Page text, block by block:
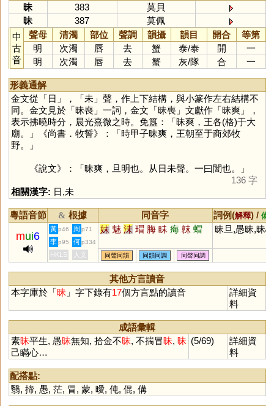
昧
383
莫貝
昧
387
莫佩
中
古
音
聲母 清濁 部位 聲調 韻攝 韻目 開合
等第
明
次濁 唇 去 蟹 泰/泰 開
一
明
次濁 唇 去 蟹 灰/隊 合 一
形義通解
金文從「日 」，「未」聲，作上下結構，與小篆作左右結構不
同。金文見於「昧喪」一詞，金文「昧喪」文獻作「昧爽」，
表示拂曉時分，晨光熹微之時。免簋：「昧爽，王各(格)于大
廟。」《尚書．牧誓》：「時甲子昧爽，王朝至于商郊牧
野。」
《說文》：「昧爽，旦明也。从日未聲。一曰闇也。」
136 字
相關漢字: 日,未
粵語音節 & 根據 同音字 詞例(解釋) / 備
mui6
黃 p46 周 p71 妹 魅 沬 瑁 脢 眛 痗 韎 蝐 昧旦,愚昧,昧心
李 p95 何 p334
HKLS 人文 同聲同韻 同韻同調 同聲同調
其他方言讀音
本字庫於「昧 」字下錄有17個方言點的讀音
詳細資
料
成語彙輯
素昧平生, 愚昧無知, 拾金不昧, 不揣冒昧, 昧
己瞞心…
(5/69)
詳細資
料
配搭點:
翳, 揥, 愚, 茫, 冒, 蒙, 曖, 伅, 倱, 傋